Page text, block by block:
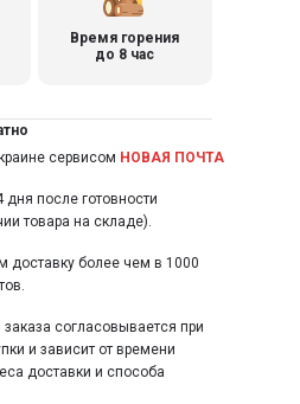
Время горения
до 8 час
сервисом НОВАЯ ПОЧТА
дня после готовности
товара на складе).
доставку более чем в 1000
согласовывается при
и зависит от времени
доставки и способа